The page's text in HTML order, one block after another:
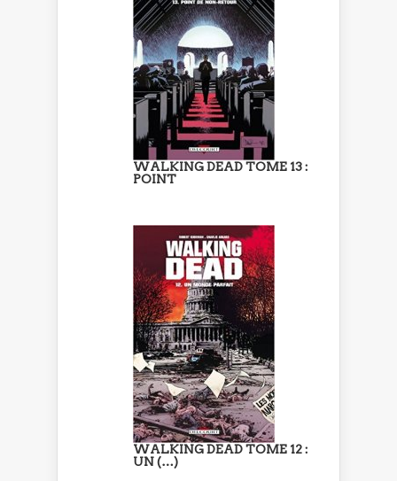
WALKING DEAD TOME 13 :
POINT
WALKING DEAD TOME 12 :
UN (…)